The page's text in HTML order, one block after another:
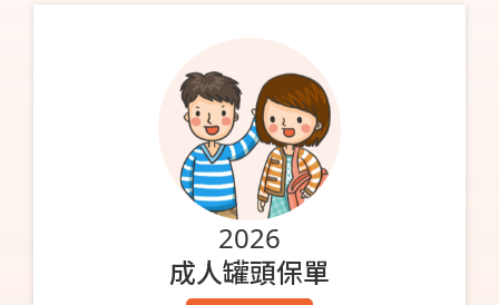
2026
成人罐頭保單